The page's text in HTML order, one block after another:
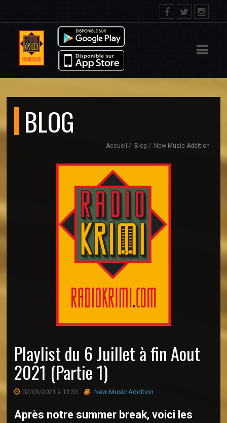
BLOG
Accueil Blog New Music Addition
Playlist du 6 Juillet à fin Aout
2021 (Partie 1)
02/09/2021 à 13:33 New Music Addition
Après notre summer break, voici les